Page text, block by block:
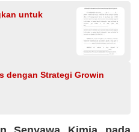
untuk
dengan Strategi Growin